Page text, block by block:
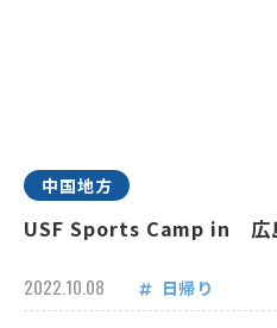
中国地方
USF Sports Camp in 広
2022.10.08 日帰り